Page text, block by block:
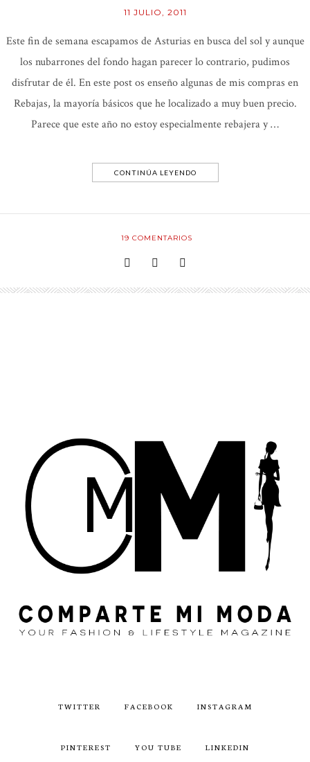
11 JULIO, 2011
Este fin de semana escapamos de Asturias en busca del sol y aunque
los nubarrones del fondo hagan parecer lo contrario, pudimos
disfrutar de él. En este post os enseño algunas de mis compras en
Rebajas, la mayoría básicos que he localizado a muy buen precio.
Parece que este año no estoy especialmente rebajera y …
CONTINÚA LEYENDO
19 COMENTARIOS
TWITTER FACEBOOK INSTAGRAM
PINTEREST YOU TUBE LINKEDIN